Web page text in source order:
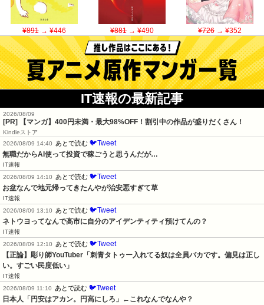
¥891→ ¥446 ¥881→ ¥490 ¥726→ ¥352
IT速報の最新記事
2026/08/09
[PR] 【マンガ】400円未満・最大98%OFF！割引中の作品が盛りだくさん！
Kindleストア
2026/08/09 14:40
あとで読む 🐦Tweet
無職だからAI使って投資で稼ごうと思うんだが…
IT速報
2026/08/09 14:10
あとで読む 🐦Tweet
お盆なんで地元帰ってきたんやが治安悪すぎて草
IT速報
2026/08/09 13:10
あとで読む 🐦Tweet
ネトウヨってなんで高市に自分のアイデンティティ預けてんの？
IT速報
2026/08/09 12:10
あとで読む 🐦Tweet
【正論】彫り師YouTuber「刺青タトゥー入れてる奴は全員バカです。偏見は正し
い。すごい民度低い」
IT速報
2026/08/09 11:10
あとで読む 🐦Tweet
日本人「円安はアカン。円高にしろ」←これなんでなんや？